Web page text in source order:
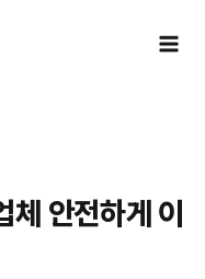
안전하게 이